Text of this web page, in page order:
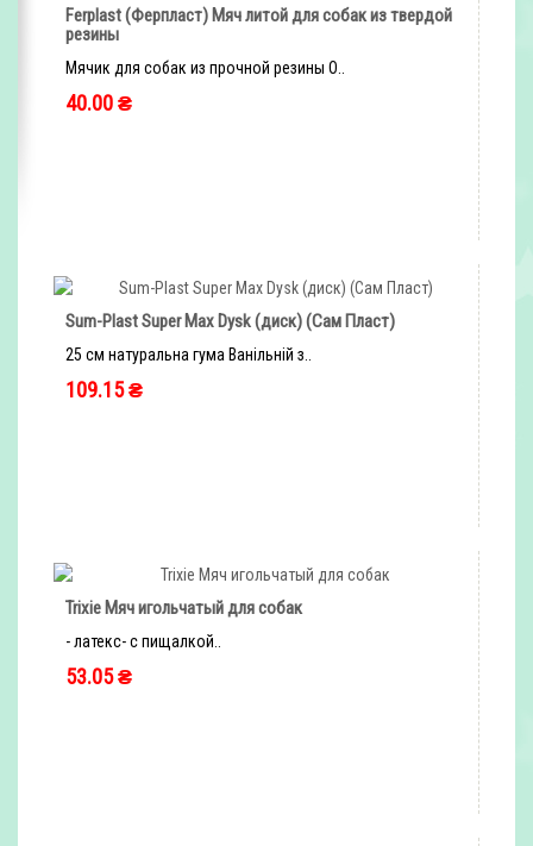
Ferplast (Ферпласт) Мяч литой для собак из твердой
резины
Мячик для собак из прочной резины О..
40.00 ₴
Sum-Plast Super Max Dysk (диск) (Сам Пласт)
25 см натуральна гума Ванільній з..
109.15 ₴
Trixie Мяч игольчатый для собак
- латекс- с пищалкой..
53.05 ₴